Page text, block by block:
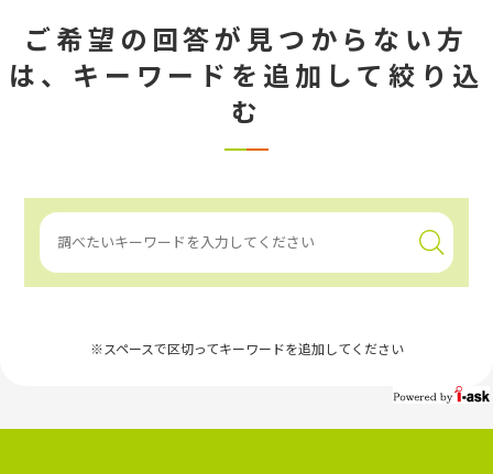
ご希望の回答が見つからない方
は、 キーワードを追加して絞り込
む
※スペースで区切ってキーワードを追加してください